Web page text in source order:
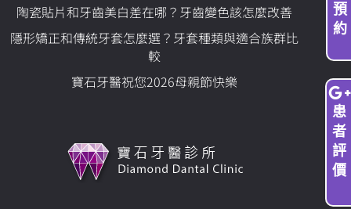
患
者
評
價
預
約
陶瓷貼片和牙齒美白差在哪？牙齒變色該怎麼改善
隱形矯正和傳統牙套怎麼選？牙套種類與適合族群比
較
寶石牙醫祝您2026母親節快樂